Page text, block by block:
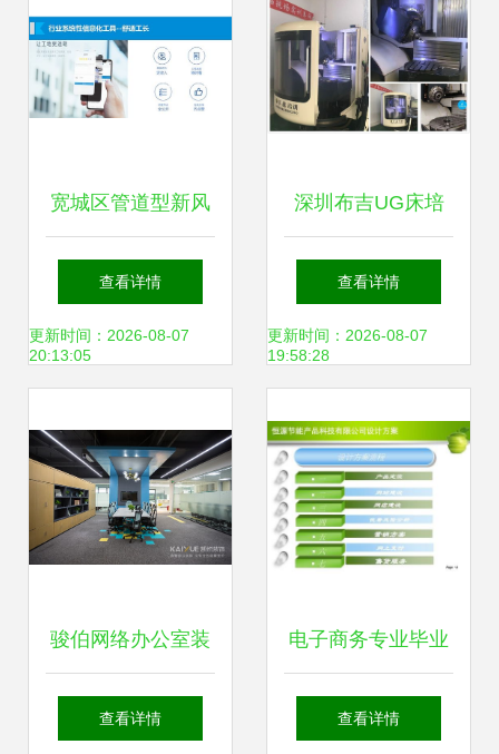
宽城区管道型新风
系统价位
查看详情
更新时间：2026-08-07
20:13:05
深圳布吉UG床培
训 学专业设计与费
用解析
查看详情
更新时间：2026-08-07
19:58:28
骏伯网络办公室装
修设计实景图赏析
查看详情
电子商务专业毕业
设计PPT展示 专业
查看详情